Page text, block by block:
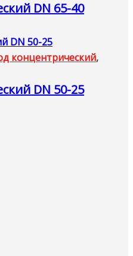
DN 65-40
концентрический,
DN 50-25